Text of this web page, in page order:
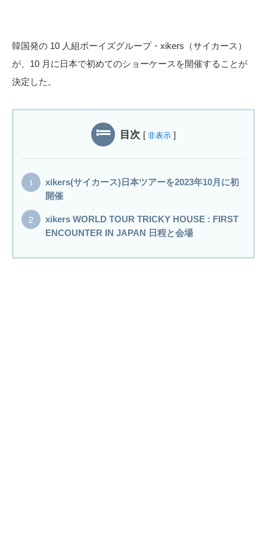
韓国発の 10 人組ボーイズグループ・xikers（サイカース）
が、10 月に日本で初めてのショーケースを開催することが
決定した。
目次 [ 非表示 ]
xikers(サイカース)日本ツアーを2023年10月に初
開催
xikers WORLD TOUR TRICKY HOUSE : FIRST
ENCOUNTER IN JAPAN 日程と会場